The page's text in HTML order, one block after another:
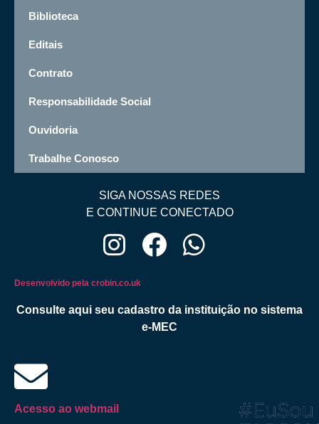
Biblioteca
Editais
Contrato
Responsabilidade Social
Ouvidoria
Trabalhe Conosco
SIGA NOSSAS REDES
E CONTINUE CONECTADO
Desenvolvido pela crobin.co.uk
Consulte aqui seu cadastro da instituição no sistema
e-MEC
Acesso ao webmail